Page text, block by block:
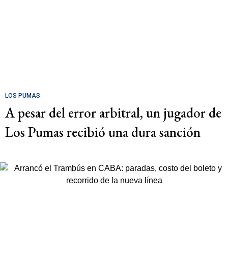
LOS PUMAS
A pesar del error arbitral, un jugador de
Los Pumas recibió una dura sanción